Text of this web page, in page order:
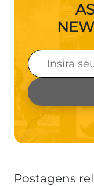
Postagens